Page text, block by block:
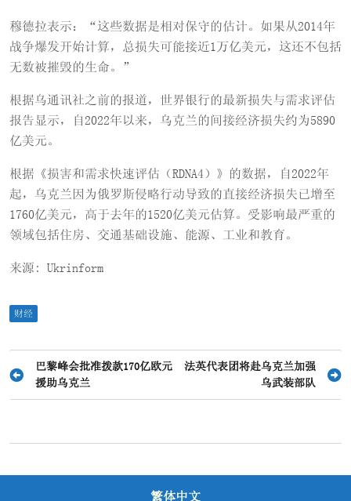
穆德拉表示：“这些数据是相对保守的估计。如果从2014年
战争爆发开始计算，总损失可能接近1万亿美元，这还不包括
无数被摧毁的生命。”
根据乌通讯社之前的报道，世界银行的最新损失与需求评估
报告显示，自2022年以来，乌克兰的间接经济损失约为5890
亿美元。
根据《损害和需求快速评估（RDNA4）》的数据，自2022年
起，乌克兰因为俄罗斯侵略行动导致的直接经济损失已增至
1760亿美元，高于去年的1520亿美元估算。受影响最严重的
领域包括住房、交通基础设施、能源、工业和教育。
来源: Ukrinform
财经
文
航
巴黎峰会批准拨款170亿欧元
援助乌克兰
法英代表团将赴乌克兰加强
乌武装部队
繁体中文